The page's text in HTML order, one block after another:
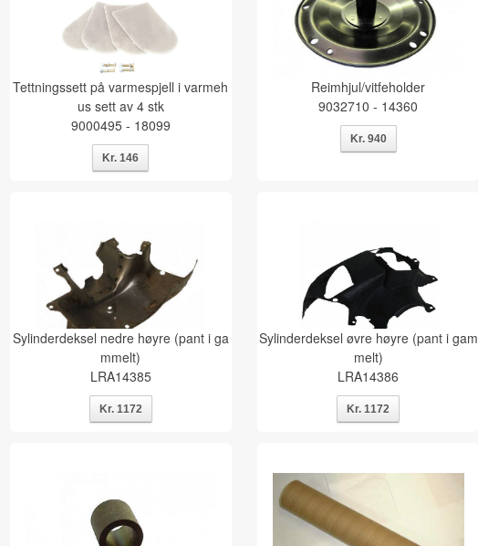
Tettningssett på varmespjell i varmeh
us sett av 4 stk
9000495 - 18099
Reimhjul/vitfeholder
9032710 - 14360
Sylinderdeksel nedre høyre (pant i ga
mmelt)
LRA14385
Sylinderdeksel øvre høyre (pant i gam
melt)
LRA14386